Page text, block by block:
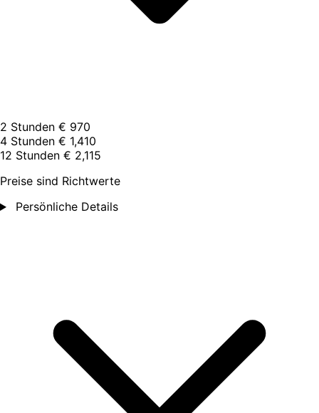
2 Stunden € 970
4 Stunden € 1,410
12 Stunden € 2,115
Preise sind Richtwerte
Persönliche Details